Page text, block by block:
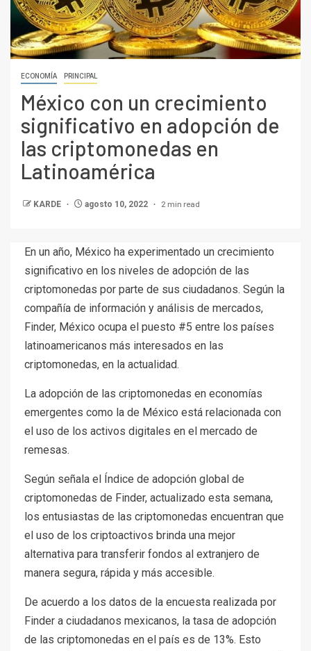
ECONOMÍA PRINCIPAL
México con un crecimiento
significativo en adopción de
las criptomonedas en
Latinoamérica
KARDE agosto 10, 2022 2 min read
En un año, México ha experimentado un crecimiento
significativo en los niveles de adopción de las
criptomonedas por parte de sus ciudadanos. Según la
compañía de información y análisis de mercados,
Finder, México ocupa el puesto #5 entre los países
latinoamericanos más interesados en las
criptomonedas, en la actualidad.
La adopción de las criptomonedas en economías
emergentes como la de México está relacionada con
el uso de los activos digitales en el mercado de
remesas.
Según señala el Índice de adopción global de
criptomonedas de Finder, actualizado esta semana,
los entusiastas de las criptomonedas encuentran que
el uso de los criptoactivos brinda una mejor
alternativa para transferir fondos al extranjero de
manera segura, rápida y más accesible.
De acuerdo a los datos de la encuesta realizada por
Finder a ciudadanos mexicanos, la tasa de adopción
de las criptomonedas en el país es de 13%. Esto